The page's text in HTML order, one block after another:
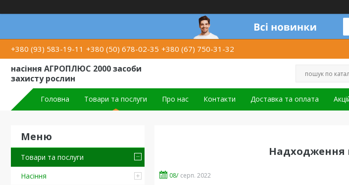
+380 (93) 583-19-11 +380 (50) 678-02-35 +380 (67) 750-31-32
насіння АГРОПЛЮС 2000 засоби
захисту рослин
Головна Товари та послуги Про нас Контакти Доставка та оплата
Товари та послуги
Насіння
Надходження
08/ серп. 2022